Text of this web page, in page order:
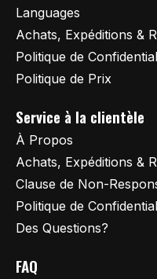
Languages
Achats, Expéditions &
Politique de
Politique de Prix
Service à la clientèle
À Propos
Achats, Expéditions &
Clause de Non-
Politique de
Des Questions?
FAQ